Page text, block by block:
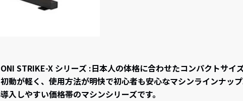
ONI STRIKE-X シリーズ :日本人の体格に合わせたコンパクトサイズ
初動が軽く、使用方法が明快で初心者も安心なマシンラインナップ
導入しやすい価格帯のマシンシリーズです。